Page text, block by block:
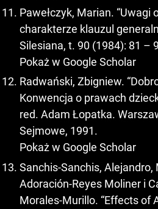
Pawełczyk, Marian. “Uwagi
charakterze klauzul
Silesiana, t. 90 (1984): 81 –
Pokaż w Google Scholar
Radwański, Zbigniew.
Konwencja o prawach
red. Adam Łopatka.
Sejmowe, 1991.
Pokaż w Google Scholar
Sanchis-Sanchis, Alejandro,
Adoración-Reyes Moliner i
Morales-Murillo. “Effects of